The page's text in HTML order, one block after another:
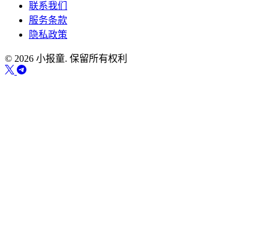
联系我们
服务条款
隐私政策
© 2026 小报童. 保留所有权利